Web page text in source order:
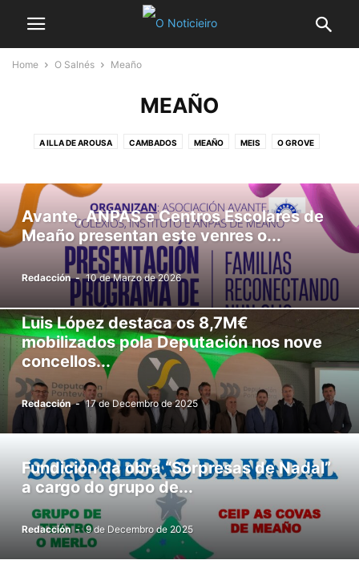
Home O Salnés Meaño
MEAÑO
A ILLA DE AROUSA CAMBADOS MEAÑO MEIS O GROVE
VILANOVA DE AROUSA
Avante, ANPAS e Centros Escolares de
Meaño presentan este venres o...
Redacción - 10 de Marzo de 2026
Luis López destaca os 8,7M€
mobilizados pola Deputación nos nove
concellos...
Redacción - 17 de Decembro de 2025
Fundición da obra “Sorpresas de Nadal”
a cargo do grupo de...
Redacción - 9 de Decembro de 2025